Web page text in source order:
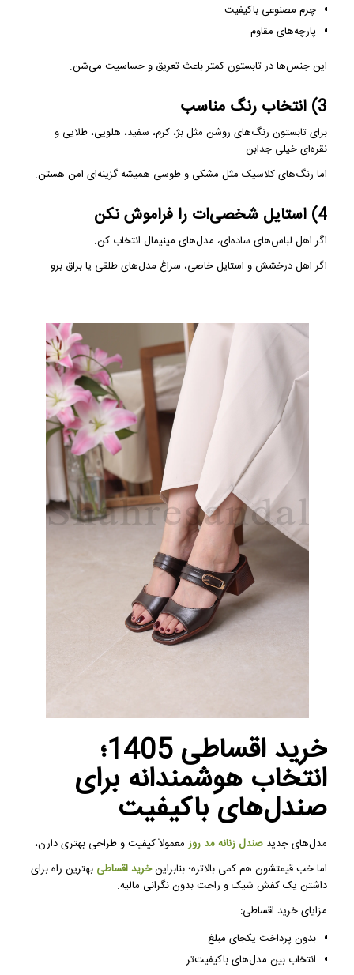
چرم مصنوعی باکیفیت
پارچه‌های مقاوم
این جنس‌ها در تابستون کمتر باعث تعریق و حساسیت می‌شن.
3) انتخاب رنگ مناسب
برای تابستون رنگ‌های روشن مثل بژ، کرم، سفید، هلویی، طلایی و
نقره‌ای خیلی جذابن.
اما رنگ‌های کلاسیک مثل مشکی و طوسی همیشه گزینه‌ای امن هستن.
4) استایل شخصی‌ات را فراموش نکن
اگر اهل لباس‌های ساده‌ای، مدل‌های مینیمال انتخاب کن.
اگر اهل درخشش و استایل خاصی، سراغ مدل‌های طلقی یا براق برو.
خرید اقساطی 1405؛
انتخاب هوشمندانه برای
صندل‌های باکیفیت
مدل‌های جدید صندل زنانه مد روزمعمولاً کیفیت و طراحی بهتری دارن،
اما خب قیمتشون هم کمی بالاتره؛ بنابراینخرید اقساطی بهترین راه برای
داشتن یک کفش شیک و راحت بدون نگرانی مالیه.
مزایای خرید اقساطی:
بدون پرداخت یکجای مبلغ
انتخاب بین مدل‌های باکیفیت‌تر